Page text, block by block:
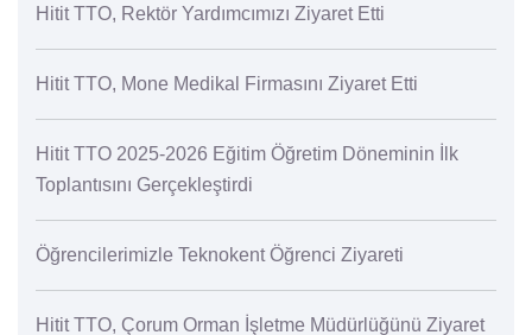
Hitit TTO, Rektör Yardımcımızı Ziyaret Etti
Hitit TTO, Mone Medikal Firmasını Ziyaret Etti
Hitit TTO 2025-2026 Eğitim Öğretim Döneminin İlk
Toplantısını Gerçekleştirdi
Öğrencilerimizle Teknokent Öğrenci Ziyareti
Hitit TTO, Çorum Orman İşletme Müdürlüğünü Ziyaret